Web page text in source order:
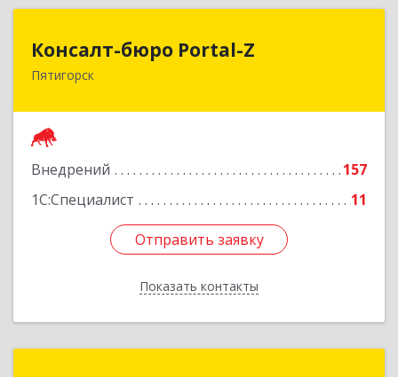
Консалт-бюро Portal-Z
Пятигорск
Внедрений
157
1С:Специалист
11
Отправить заявку
Показать контакты
357502, Ставропольский край, Пятигорск г,
Отправить заявку
Назад